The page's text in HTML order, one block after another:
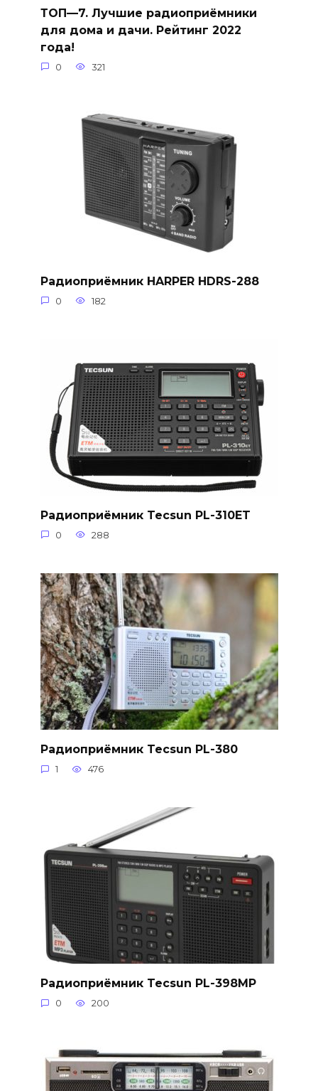
ТОП—7. Лучшие радиоприёмники
для дома и дачи. Рейтинг 2022
года!
0 321
Радиоприёмник HARPER HDRS-288
0 182
Радиоприёмник Tecsun PL-310ET
0 288
Радиоприёмник Tecsun PL-380
1 476
Радиоприёмник Tecsun PL-398MP
0 200